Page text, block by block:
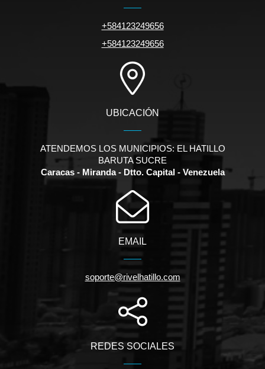
+584123249656
+584123249656
UBICACIÓN
ATENDEMOS LOS MUNICIPIOS: EL HATILLO
BARUTA SUCRE
Caracas - Miranda - Dtto. Capital - Venezuela
EMAIL
soporte@rivelhatillo.com
REDES SOCIALES